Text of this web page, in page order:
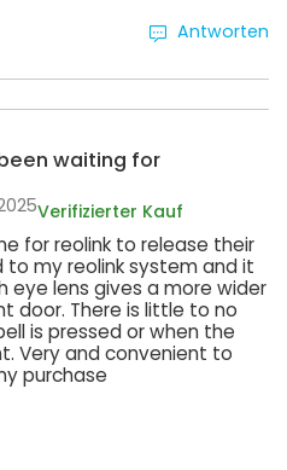
Antworten
waiting for
Verifizierter Kauf
for reolink to release their
my reolink system and it
eye lens gives a more wider
door. There is little to no
is pressed or when the
Very and convenient to
purchase